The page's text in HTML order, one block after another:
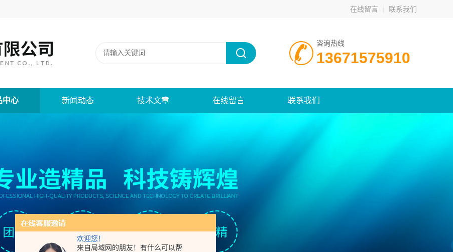
欢迎您！
来自局域网的朋友！有什么可以帮
在线留言 联系我们
咨询热线
13671575910
中心 新闻动态 技术文章 在线留言 联系我们